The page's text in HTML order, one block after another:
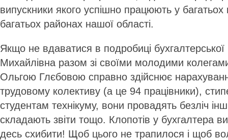
випускники якого успішно працюють у багатьох
багатьох районах нашої області.
Якщо не вдаватися в подробиці
Михайлівна ра­зом зі своїми молодими
Ольгою Глєбовою справно здійснює
трудовому колективу (а це 94 працівники),
студентам технікуму, вони провадять безліч
складають звіти тощо. Клопотів у бухгалтера
десь схибити! Щоб цього не трапилося і щоб